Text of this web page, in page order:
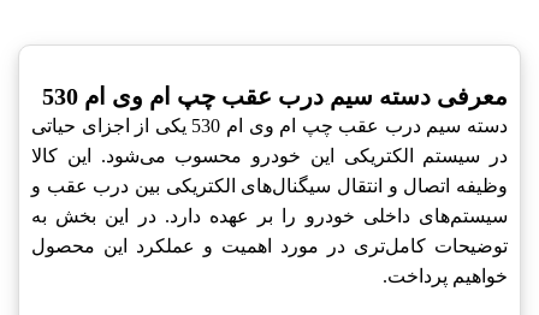
معرفی دسته سیم درب عقب چپ ام وی ام 530
دسته سیم درب عقب چپ ام وی ام 530 یکی از اجزای حیاتی
در سیستم الکتریکی این خودرو محسوب می‌شود. این کالا
وظیفه اتصال و انتقال سیگنال‌های الکتریکی بین درب عقب و
سیستم‌های داخلی خودرو را بر عهده دارد. در این بخش به
توضیحات کامل‌تری در مورد اهمیت و عملکرد این محصول
خواهیم پرداخت.